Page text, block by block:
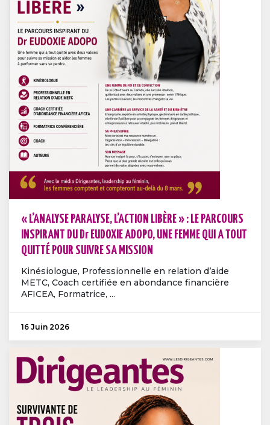
« L’ANALYSE PARALYSE, L’ACTION LIBÈRE » : LE PARCOURS
INSPIRANT DU Dr EUDOXIE ADOPO, UNE FEMME QUI A TOUT
QUITTÉ POUR SUIVRE SA MISSION
Kinésiologue, Professionnelle en relation d’aide
METC, Coach certifiée en abondance financière
AFICEA, Formatrice, ...
16 Juin 2026